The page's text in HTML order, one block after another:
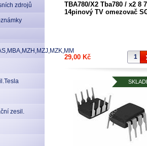
zdrojů
zesil.
TBA780/X2 Tba780 / x2 8
14pinový TV omezovač
29,00 Kč